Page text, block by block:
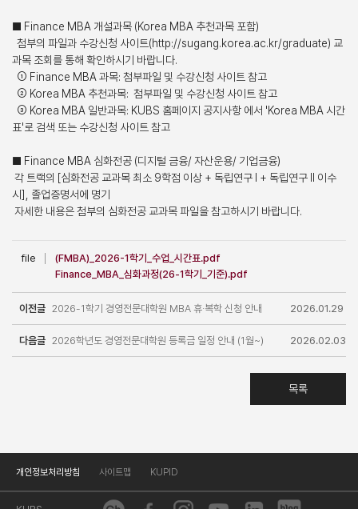
■ Finance MBA 개설과목 (Korea MBA 추천과목 포함)
첨부의 파일과 수강신청 사이트(http://sugang.korea.ac.kr/graduate) 교
과목 조회를 통해 확인하시기 바랍니다.
① Finance MBA 과목: 첨부파일 및 수강신청 사이트 참고
② Korea MBA 추천과목: 첨부파일 및 수강신청 사이트 참고
③ Korea MBA 일반과목: KUBS 홈페이지 공지사항 에서 'Korea MBA 시간
표'로 검색 또는 수강신청 사이트 참고
■ Finance MBA 심화전공 (디지털 금융/ 자산운용/ 기업금융)
각 트랙의 [심화전공 교과목 최소 9학점 이상 + 독립연구 Ⅰ + 독립연구 Ⅱ 이수
시], 졸업증명서에 명기
자세한 내용은 첨부의 심화전공 교과목 파일을 참고하시기 바랍니다.
file
(FMBA)_2026-1학기_수업_시간표.pdf
Finance_MBA_심화과정(26-1학기_기준).pdf
이전글 2026-1학기 경영전문대학원 MBA 휴·복학 신청 안내 2026.01.29
다음글 2026학년도 경영전문대학원 등록금 일정 안내 (1월~) 2026.02.03
목록
개인정보처리방침 사이트맵 KUPID